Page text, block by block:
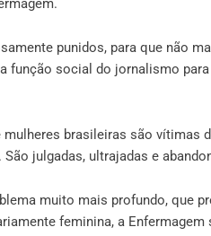
punidos, para que não
função social do jornalismo
brasileiras são vítimas
julgadas, ultrajadas e
muito mais profundo, que
feminina, a